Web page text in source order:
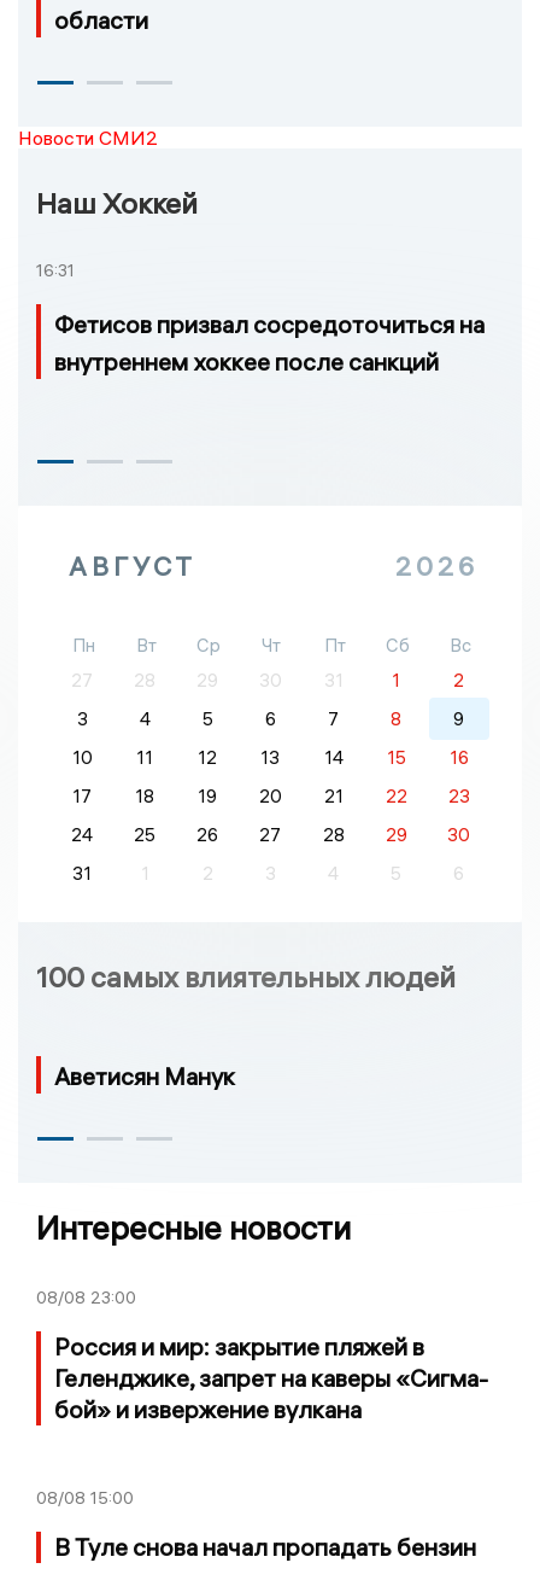
области
Новости СМИ2
Наш Хоккей
16:31
Фетисов призвал сосредоточиться на
внутреннем хоккее после санкций
АВГУСТ 2026
Пн Вт Ср Чт Пт Сб
Вс
27
28 29 30 31 1
2
3
4 5 6 7 8
9
10
11 12 13 14 15
16
17
18 19 20 21 22
23
24
25 26 27 28 29
30
31
1 2 3 4 5 6
100 самых влиятельных людей
Аветисян Манук
Интересные новости
08/08 23:00
Россия и мир: закрытие пляжей в
Геленджике, запрет на каверы «Сигма-
бой» и извержение вулкана
08/08 15:00
В Туле снова начал пропадать бензин